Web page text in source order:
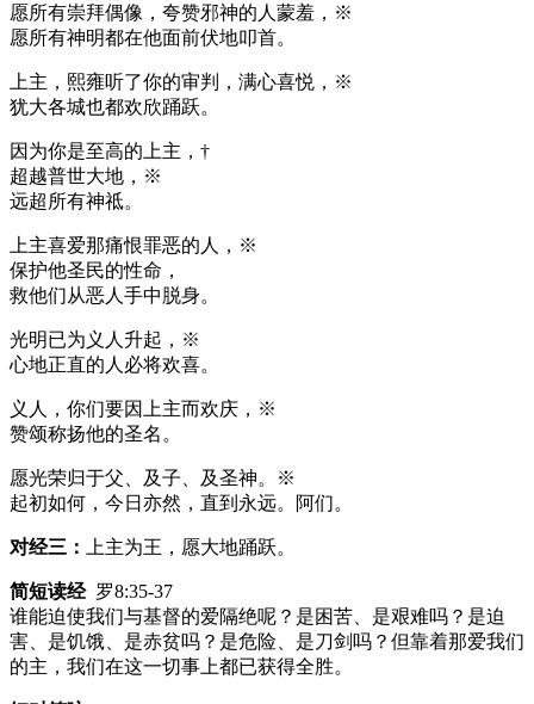
愿所有崇拜偶像，夸赞邪神的人蒙羞，※
愿所有神明都在他面前伏地叩首。
上主，熙雍听了你的审判，满心喜悦，※
犹大各城也都欢欣踊跃。
因为你是至高的上主，†
超越普世大地，※
远超所有神祗。
上主喜爱那痛恨罪恶的人，※
保护他圣民的性命，
救他们从恶人手中脱身。
光明已为义人升起，※
心地正直的人必将欢喜。
义人，你们要因上主而欢庆，※
赞颂称扬他的圣名。
愿光荣归于父、及子、及圣神。※
起初如何，今日亦然，直到永远。阿们。
对经三： 上主为王，愿大地踊跃。
简短读经罗8:35-37
谁能迫使我们与基督的爱隔绝呢？是困苦、是艰难吗？是迫
害、是饥饿、是赤贫吗？是危险、是刀剑吗？但靠着那爱我们
的主，我们在这一切事上都已获得全胜。